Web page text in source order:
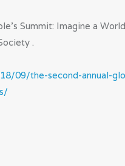
Summit: Imagine a
.
09/the-second-annual-